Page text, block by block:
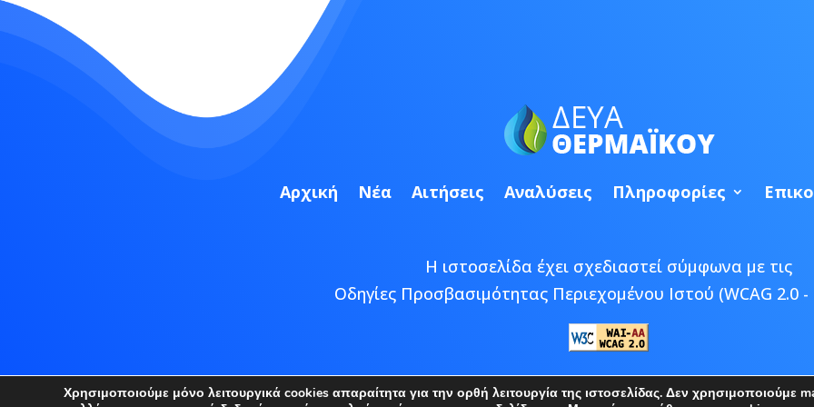
Αρχική Νέα Αιτήσεις Αναλύσεις Πληροφορίες
Η ιστοσελίδα έχει σχεδιαστεί σύμφωνα με τις
Οδηγίες Προσβασιμότητας Περιεχομένου Ιστού (WCAG 2.0 -
Copyright © 2026 ΔΕΥΑ Θερμαϊκού | Developed byEpic Bee
Χρησιμοποιούμε μόνο λειτουργικά cookies απαραίτητα για την ορθή λειτουργία της ιστοσελίδας. Δεν χρησιμοποιούμε